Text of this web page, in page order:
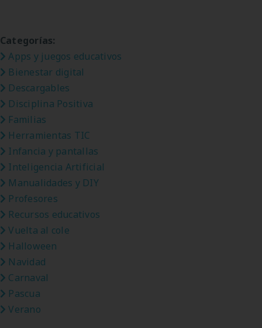
Categorías:
Apps y juegos educativos
Bienestar digital
Descargables
Disciplina Positiva
Familias
Herramientas TIC
Infancia y pantallas
Inteligencia Artificial
Manualidades y DIY
Profesores
Recursos educativos
Vuelta al cole
Halloween
Navidad
Carnaval
Pascua
Verano